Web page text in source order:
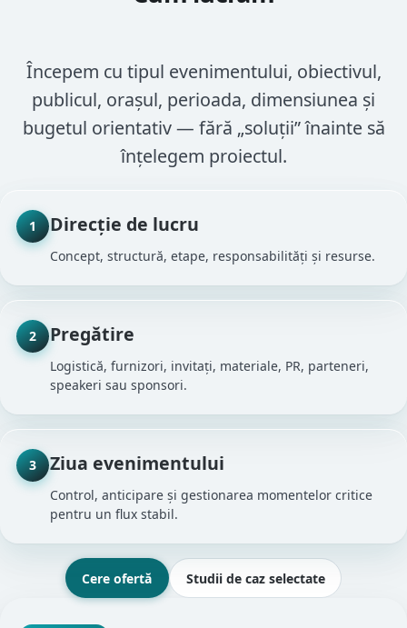
Începem cu tipul evenimentului, obiectivul,
publicul, orașul, perioada, dimensiunea și
bugetul orientativ — fără „soluții” înainte să
înțelegem proiectul.
Direcție de lucru
Concept, structură, etape, responsabilități și resurse.
Pregătire
Logistică, furnizori, invitați, materiale, PR, parteneri,
speakeri sau sponsori.
Ziua evenimentului
Control, anticipare și gestionarea momentelor critice
pentru un flux stabil.
Cere ofertă Studii de caz selectate